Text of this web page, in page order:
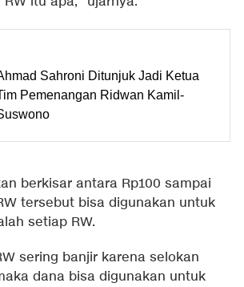
Sahroni Ditunjuk Jadi Ketua
Pemenangan Ridwan Kamil-
berkisar antara Rp100 sampai
tersebut bisa digunakan untuk
setiap RW.
sering banjir karena selokan
dana bisa digunakan untuk